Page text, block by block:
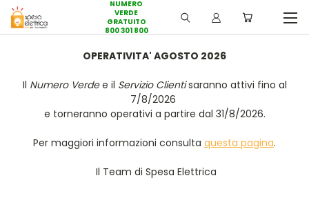
NUMERO
VERDE
GRATUITO
800 301 800
OPERATIVITA' AGOSTO 2026
Il Numero Verdee il Servizio Clientisaranno attivi fino al
7/8/2026
e torneranno operativi a partire dal 31/8/2026.
Per maggiori informazioni consulta questa pagina.
Il Team di Spesa Elettrica